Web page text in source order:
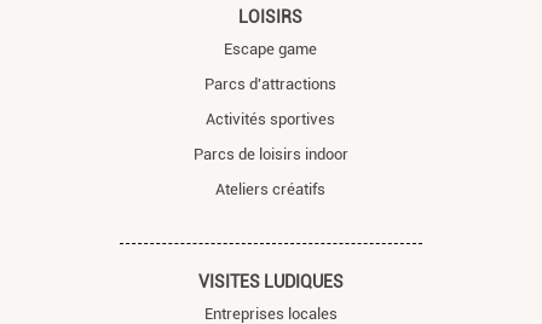
LOISIRS
Escape game
Parcs d'attractions
Activités sportives
Parcs de loisirs indoor
Ateliers créatifs
VISITES LUDIQUES
Entreprises locales